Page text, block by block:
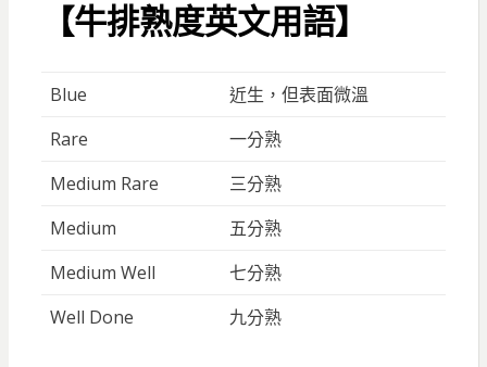
【牛排熟度英文用語】
Blue
近生，但表面微溫
Rare
一分熟
Medium Rare
三分熟
Medium
五分熟
Medium Well
七分熟
Well Done
九分熟